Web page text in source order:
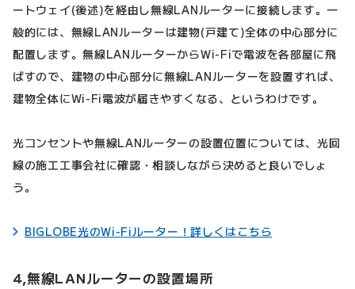
ートウェイ(後述)を経由し無線LANルーターに接続します。一
般的には、無線LANルーターは建物(戸建て)全体の中心部分に
配置します。無線LANルーターからWi-Fiで電波を各部屋に飛
ばすので、建物の中心部分に無線LANルーターを設置すれば、
建物全体にWi-Fi電波が届きやすくなる、というわけです。
光コンセントや無線LANルーターの設置位置については、光回
線の施工工事会社に確認・相談しながら決めると良いでしょ
う。
BIGLOBE光のWi-Fiルーター！詳しくはこちら
4,無線LANルーターの設置場所